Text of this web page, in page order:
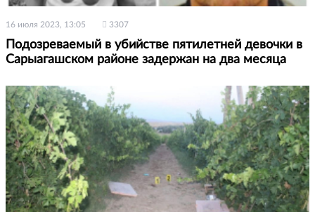
16 июля 2023, 13:05 3307
Подозреваемый в убийстве пятилетней девочки в
Сарыагашском районе задержан на два месяца